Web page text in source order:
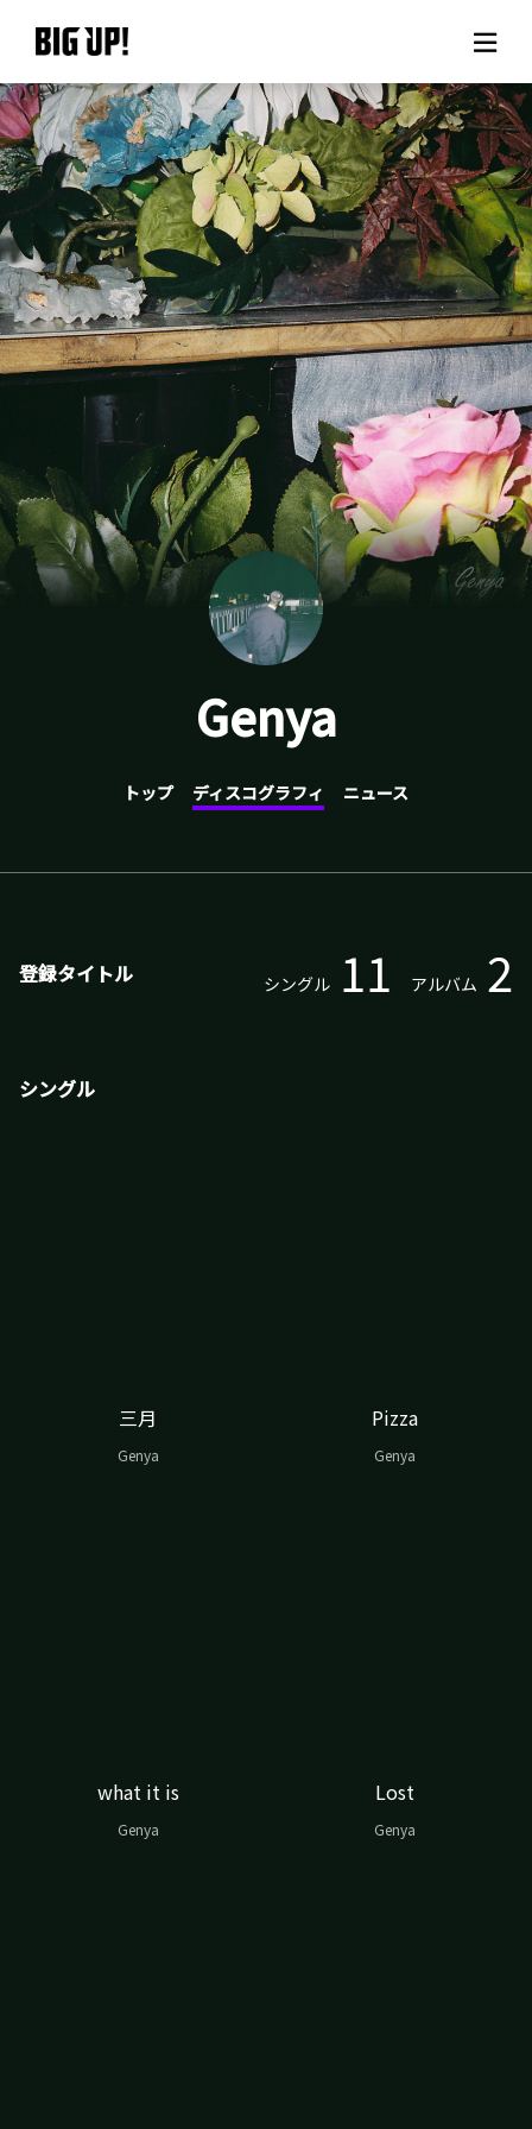
BIG UP!について
ニュース
料金プラン
サポート
ご利用の流れ
よくある質問
Genya
トップ ディスコグラフィ ニュース
登録タイトル シングル 11 アルバム 2
シングル
三月
Genya
Pizza
Genya
what it is
Genya
Lost
Genya